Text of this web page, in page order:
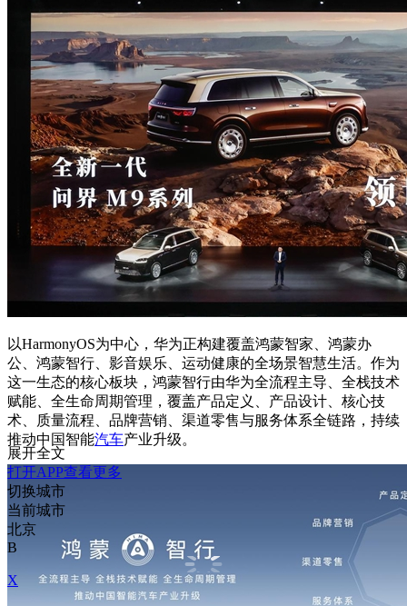
以HarmonyOS为中心，华为正构建覆盖鸿蒙智家、鸿蒙办
公、鸿蒙智行、影音娱乐、运动健康的全场景智慧生活。作为
这一生态的核心板块，鸿蒙智行由华为全流程主导、全栈技术
赋能、全生命周期管理，覆盖产品定义、产品设计、核心技
术、质量流程、品牌营销、渠道零售与服务体系全链路，持续
推动中国智能汽车产业升级。
展开全文
打开APP查看更多
切换城市
当前城市
北京
B
X